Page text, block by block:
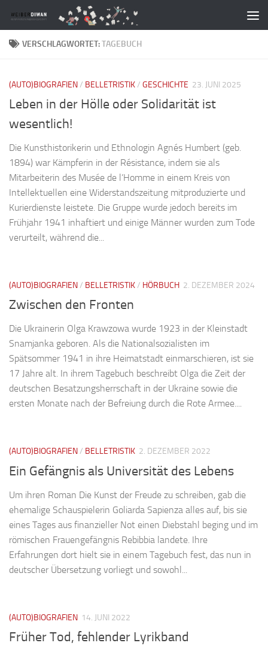
Zum Inhalt springen
VERSCHLAGWORTET:TAGEBUCH
(AUTO)BIOGRAFIEN/ BELLETRISTIK/ GESCHICHTE 23. JUNI 2025
Leben in der Hölle oder Solidarität ist
wesentlich!
Die Kunsthistorikerin und Ethnologin Agnés Humbert (geb.
1894) war Kämpferin in der Résistance, indem sie als
Mitarbeiterin des Musée de l’Homme in einem Kreis von
Intellektuellen eine Widerstandszeitung mitproduzierte und
Kurierdienste leistete. Die Gruppe wurde jedoch bereits im
Frühjahr 1941 inhaftiert und einige Männer wurden zum Tode
verurteilt, während die...
(AUTO)BIOGRAFIEN/ BELLETRISTIK/ HÖRBUCH 2. DEZEMBER 2024
Zwischen den Fronten
Die Ukrainerin Olga Krawzowa wurde 1923 in der Kleinstadt
Snamjanka geboren. Als die Nationalsozialisten im
Spätsommer 1941 in ihre Heimatstadt einmarschieren, ist sie
17 Jahre alt. In ihrem Tagebuch beschreibt Olga die Zeit der
deutschen Besatzungsherrschaft in der Ukraine sowie die
ersten Monate nach der Befreiung durch die Rote Armee....
(AUTO)BIOGRAFIEN/ BELLETRISTIK 2. DEZEMBER 2022
Ein Gefängnis als Universität des Lebens
Um ihren Roman Die Kunst der Freude zu schreiben, gab die
ehemalige Schauspielerin Goliarda Sapienza alles auf, bis sie
eines Tages aus finanzieller Not einen Diebstahl beging und im
römischen Frauengefängnis Rebibbia landete. Ihre
Erfahrungen dort hielt sie in einem Tagebuch fest, das nun in
deutscher Übersetzung vorliegt und sowohl...
(AUTO)BIOGRAFIEN 14. JUNI 2022
Früher Tod, fehlender Lyrikband